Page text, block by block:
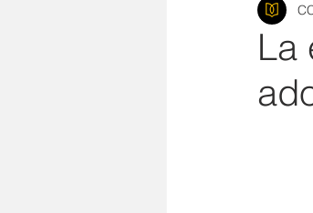
Sabiduría
AMOR
La